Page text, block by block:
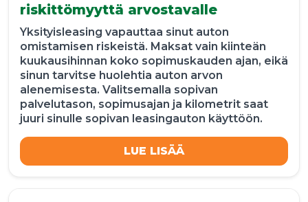
riskittömyyttä arvostavalle
Yksityisleasing vapauttaa sinut auton
omistamisen riskeistä. Maksat vain kiinteän
kuukausihinnan koko sopimuskauden ajan, eikä
sinun tarvitse huolehtia auton arvon
alenemisesta. Valitsemalla sopivan
palvelutason, sopimusajan ja kilometrit saat
juuri sinulle sopivan leasingauton käyttöön.
LUE LISÄÄ